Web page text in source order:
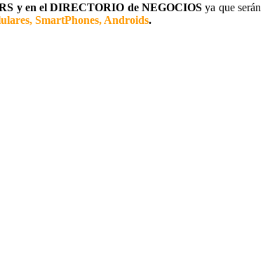
y en el DIRECTORIO de NEGOCIOSya que serán
SmartPhones, Androids.